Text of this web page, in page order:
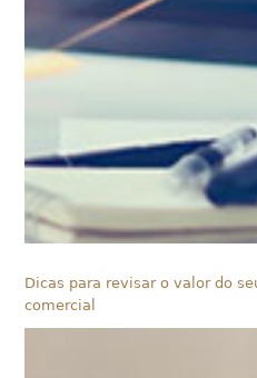
Dicas para revisar o valor do
comercial